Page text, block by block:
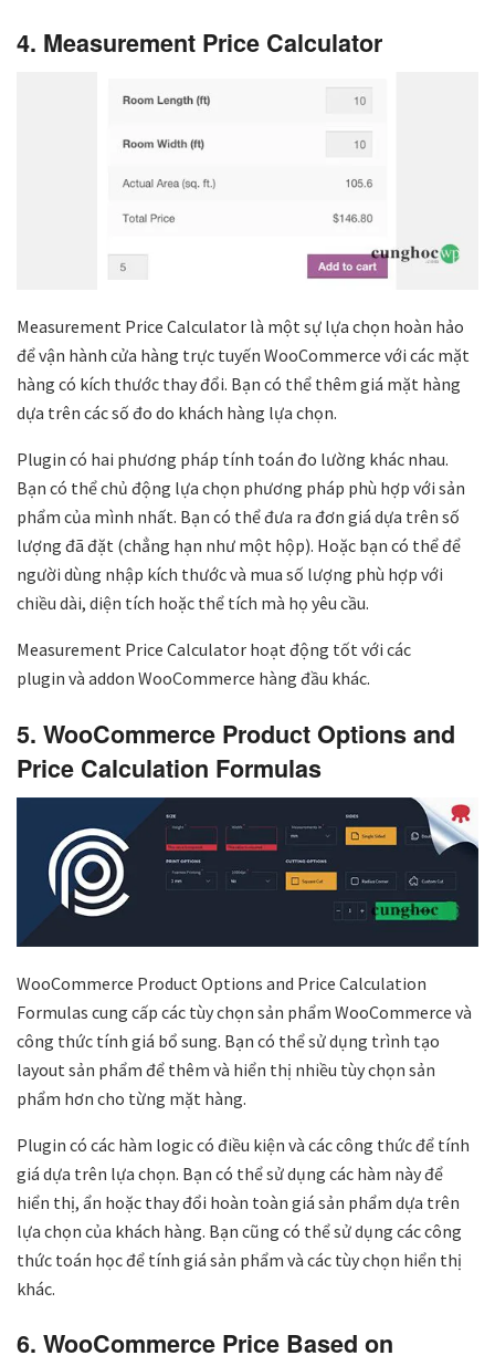
4. Measurement Price Calculator
Measurement Price Calculator là một sự lựa chọn hoàn hảo
để vận hành cửa hàng trực tuyến WooCommerce với các mặt
hàng có kích thước thay đổi. Bạn có thể thêm giá mặt hàng
dựa trên các số đo do khách hàng lựa chọn.
Plugin có hai phương pháp tính toán đo lường khác nhau.
Bạn có thể chủ động lựa chọn phương pháp phù hợp với sản
phẩm của mình nhất. Bạn có thể đưa ra đơn giá dựa trên số
lượng đã đặt (chẳng hạn như một hộp). Hoặc bạn có thể để
người dùng nhập kích thước và mua số lượng phù hợp với
chiều dài, diện tích hoặc thể tích mà họ yêu cầu.
Measurement Price Calculator hoạt động tốt với các
plugin và addon WooCommerce hàng đầu khác.
5. WooCommerce Product Options and
Price Calculation Formulas
WooCommerce Product Options and Price Calculation
Formulas cung cấp các tùy chọn sản phẩm WooCommerce và
công thức tính giá bổ sung. Bạn có thể sử dụng trình tạo
layout sản phẩm để thêm và hiển thị nhiều tùy chọn sản
phẩm hơn cho từng mặt hàng.
Plugin có các hàm logic có điều kiện và các công thức để tính
giá dựa trên lựa chọn. Bạn có thể sử dụng các hàm này để
hiển thị, ẩn hoặc thay đổi hoàn toàn giá sản phẩm dựa trên
lựa chọn của khách hàng. Bạn cũng có thể sử dụng các công
thức toán học để tính giá sản phẩm và các tùy chọn hiển thị
khác.
6. WooCommerce Price Based on